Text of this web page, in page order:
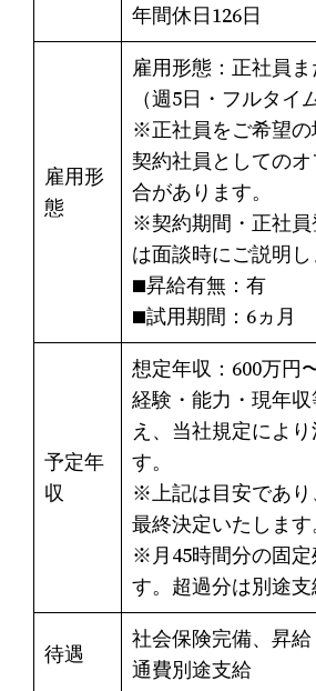
年間休日126日
雇用形
態
雇用形態：正社員
（週5日・フルタイ
※正社員をご希望の
契約社員としての
合があります。
※契約期間・正社員
は面談時にご説明
■昇給有無：有
■試用期間：6ヵ月
予定年
収
想定年収：600万円
経験・能力・現年
え、当社規定によ
す。
※上記は目安であり
最終決定いたします
※月45時間分の固定
す。超過分は別途支
待遇
社会保険完備、昇
通費別途支給